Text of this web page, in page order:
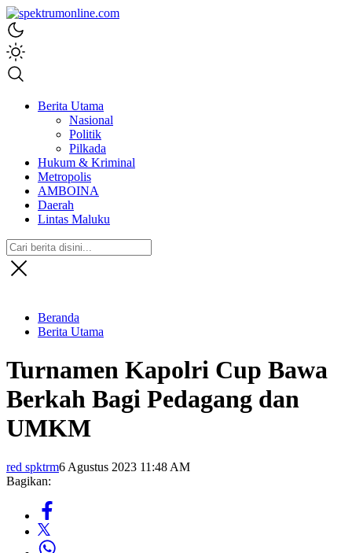
spektrumonline.com
Berita Utama
Nasional
Politik
Pilkada
Hukum & Kriminal
Metropolis
AMBOINA
Daerah
Lintas Maluku
Beranda
Berita Utama
Turnamen Kapolri Cup Bawa
Berkah Bagi Pedagang dan
UMKM
red spktrm6 Agustus 2023 11:48 AM
Bagikan: